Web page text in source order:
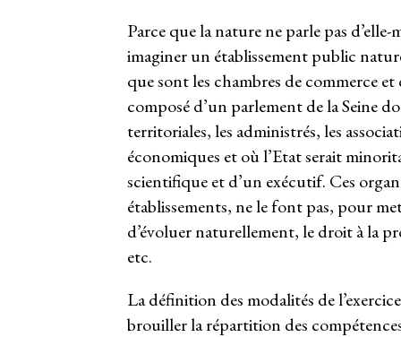
Parce que la nature ne parle pas
imaginer un établissement public
que sont les chambres de commerce
composé d’un parlement de la Seine
territoriales, les administrés, les
économiques et où l’Etat serait
scientifique et d’un exécutif. Ces
établissements, ne le font pas, pour
d’évoluer naturellement, le droit à la
etc.
La définition des modalités de
brouiller la répartition des